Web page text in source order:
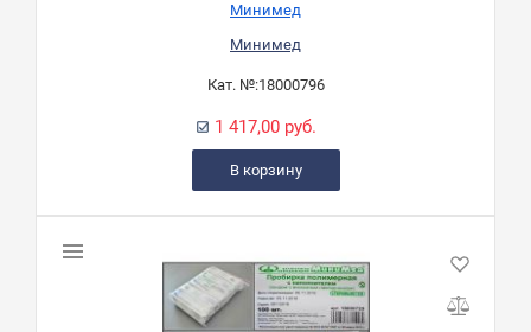
Минимед
Минимед
Кат. №:18000796
1 417,00 руб.
В корзину